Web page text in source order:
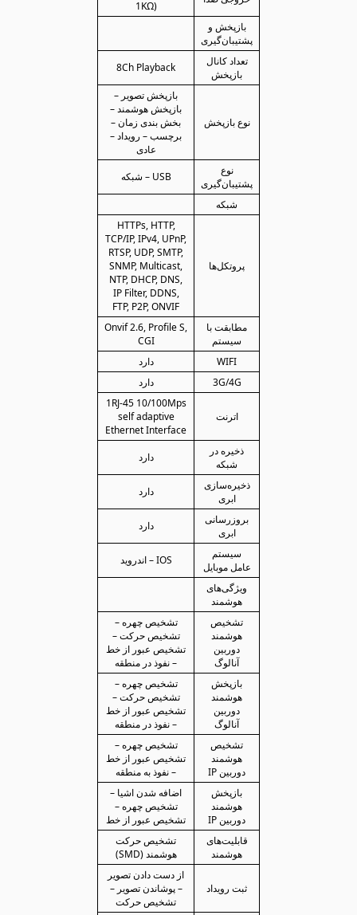
1KΩ)
بازپخش و
پشتیبان‌گیری
تعداد کانال
بازپخش
8Ch Playback
نوع بازپخش
بازپخش تصویر –
بازپخش هوشمند –
بخش بندی زمان –
برچسب – رویداد –
عادی
نوع
پشتیبان‌گیری
USB – شبکه
شبکه
پروتکل‌ها
HTTPs, HTTP,
TCP/IP, IPv4, UPnP,
RTSP, UDP, SMTP,
SNMP, Multicast,
NTP, DHCP, DNS,
IP Filter, DDNS,
FTP, P2P, ONVIF
مطابقت با
سیستم
Onvif 2.6, Profile S,
CGI
WIFI
دارد
3G/4G
دارد
اترنت
1RJ-45 10/100Mps
self adaptive
Ethernet Interface
ذخیره در
شبکه
دارد
ذخیره‌سازی
ابری
دارد
بروزرسانی
ابری
دارد
سیستم
عامل موبایل
IOS – اندروید
ویژگی‌های
هوشمند
تشخیص
هوشمند
دوربین
آنالوگ
تشخیص چهره –
تشخیص حرکت –
تشخیص عبور از خط
– نفوذ در منطقه
بازپخش
هوشمند
دوربین
آنالوگ
تشخیص چهره –
تشخیص حرکت –
تشخیص عبور از خط
– نفوذ در منطقه
تشخیص
هوشمند
دوربین IP
تشخیص چهره –
تشخیص عبور از خط
– نفوذ به منطقه
بازپخش
هوشمند
دوربین IP
اضافه شدن اشیا –
تشخیص چهره –
تشخیص عبور از خط
قابلیت‌های
هوشمند
تشخیص حرکت
هوشمند (SMD)
ثبت رویداد
از دست دادن تصویر
– پوشاندن تصویر –
تشخیص حرکت